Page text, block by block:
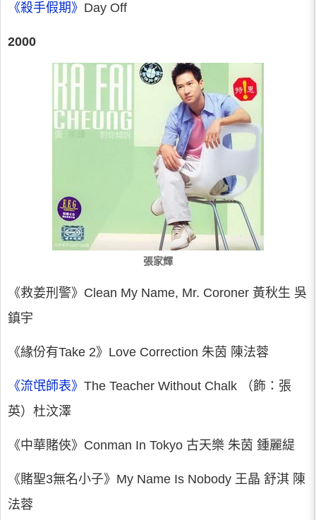
《殺手假期》 Day Off
2000
張家輝
《救姜刑警》Clean My Name, Mr. Coroner 黃秋生 吳
鎮宇
《緣份有Take 2》Love Correction 朱茵 陳法蓉
《流氓師表》 The Teacher Without Chalk （飾：張
英）杜汶澤
《中華賭俠》Conman In Tokyo 古天樂 朱茵 鍾麗緹
《賭聖3無名小子》My Name Is Nobody 王晶 舒淇 陳
法蓉